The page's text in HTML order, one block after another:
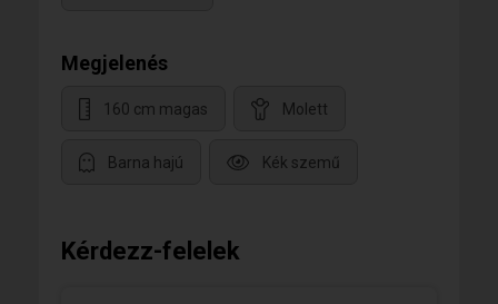
Megjelenés
160 cm magas Molett
Barna hajú Kék szemű
Kérdezz-felelek